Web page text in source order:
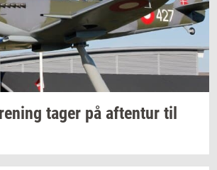
tager på af­ten­tur til